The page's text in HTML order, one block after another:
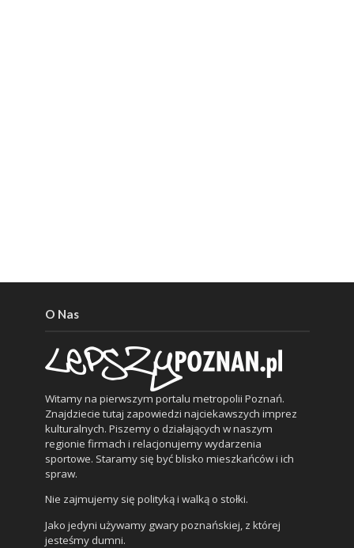
O Nas
Witamy na pierwszym portalu metropolii Poznań.
Znajdziecie tutaj zapowiedzi najciekawszych imprez
kulturalnych. Piszemy o działających w naszym
regionie firmach i relacjonujemy wydarzenia
sportowe. Staramy się być blisko mieszkańców i ich
spraw.
Nie zajmujemy się polityką i walką o stołki.
Jako jedyni używamy gwary poznańskiej, z której
jesteśmy dumni.